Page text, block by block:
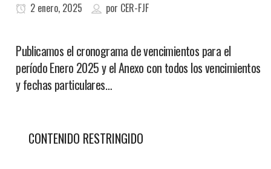
2 enero, 2025 por CER-FJF
Publicamos el cronograma de vencimientos para el
período Enero 2025 y el Anexo con todos los vencimientos
y fechas particulares…
CONTENIDO RESTRINGIDO